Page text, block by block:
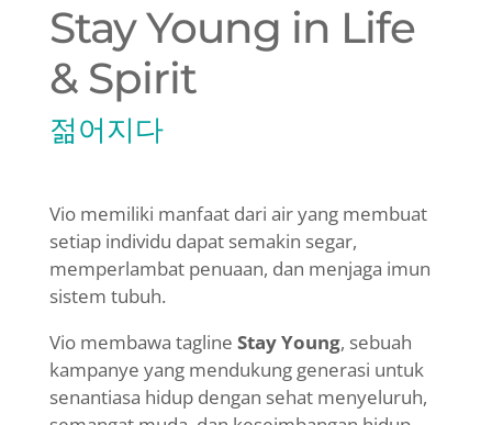
Stay Young in Life
& Spirit
젊어지다
Vio memiliki manfaat dari air yang membuat
setiap individu dapat semakin segar,
memperlambat penuaan, dan menjaga imun
sistem tubuh.
Vio membawa tagline Stay Young, sebuah
kampanye yang mendukung generasi untuk
senantiasa hidup dengan sehat menyeluruh,